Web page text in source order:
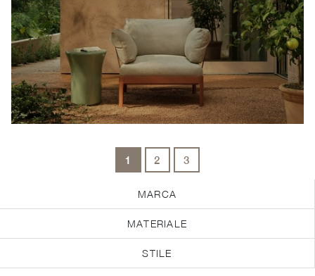
MARCA
MATERIALE
STILE
1 2 3